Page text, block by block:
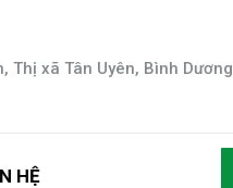
Thị xã Tân Uyên, Bình Dương
HỆ